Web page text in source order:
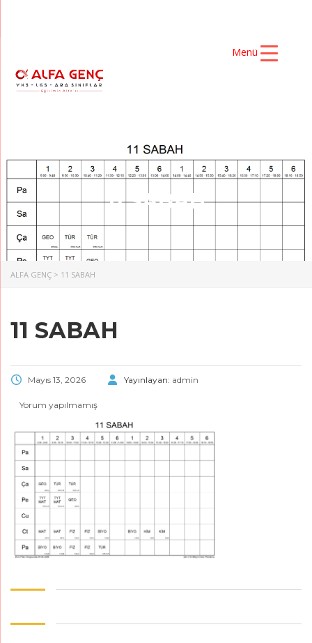
Menü
11 SABAH
ALFA GENÇ > 11 SABAH
11 SABAH
Mayıs 13, 2026 Yayınlayan: admin
Yorum yapılmamış